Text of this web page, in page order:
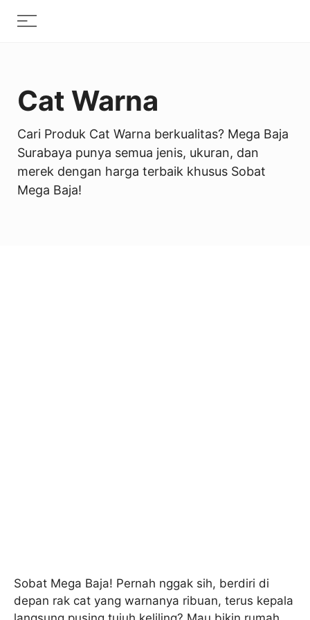
Menu
Cat Warna
Cari Produk Cat Warna berkualitas? Mega Baja
Surabaya punya semua jenis, ukuran, dan
merek dengan harga terbaik khusus Sobat
Mega Baja!
Sobat Mega Baja! Pernah nggak sih, berdiri di
depan rak cat yang warnanya ribuan, terus kepala